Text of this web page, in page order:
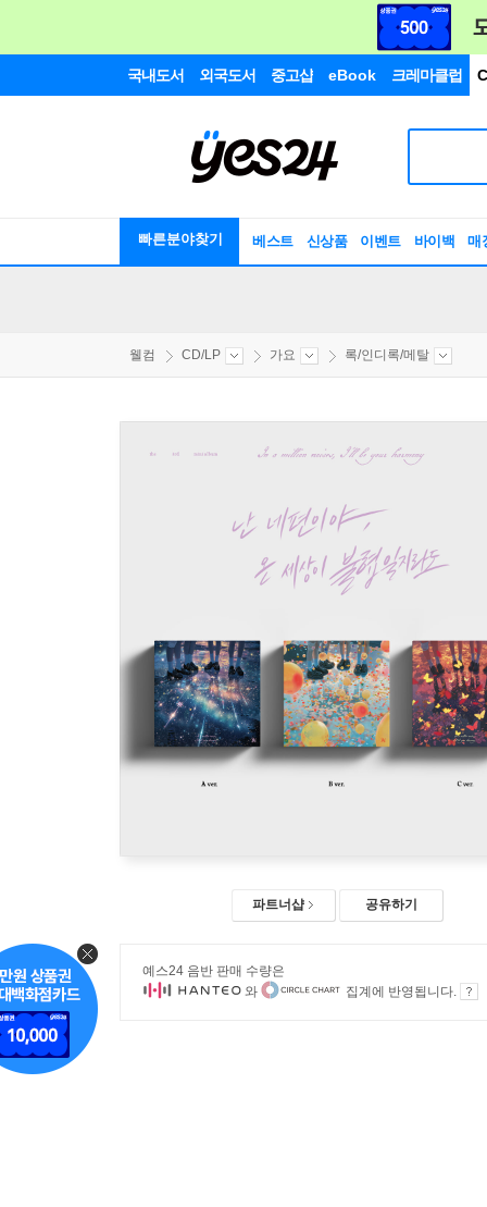
국내도서 외국도서 중고샵 eBook 크레마클럽
빠른분야찾기 베스트 신상품 이벤트 바이백 매
웰컴 CD/LP 가요 록/인디록/메탈
파트너샵 공유하기
예스24 음반 판매 수량은
와
집계에 반영됩니다.